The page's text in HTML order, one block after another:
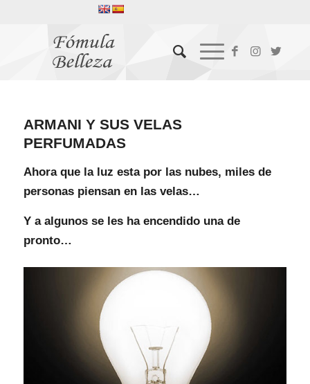
ARMANI Y SUS VELAS
PERFUMADAS
Ahora que la luz esta por las nubes, miles de
personas piensan en las velas…
Y a algunos se les ha encendido una de
pronto…